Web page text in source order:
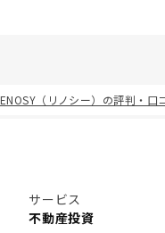
（リノシー）の評判・口
サービス
不動産投資